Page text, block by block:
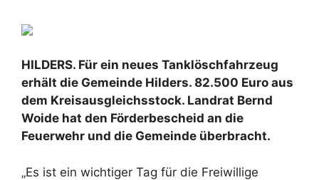
HILDERS. Für ein neues Tanklöschfahrzeug
erhält die Gemeinde Hilders. 82.500 Euro aus
dem Kreisausgleichsstock. Landrat Bernd
Woide hat den Förderbescheid an die
Feuerwehr und die Gemeinde überbracht.
„Es ist ein wichtiger Tag für die Freiwillige